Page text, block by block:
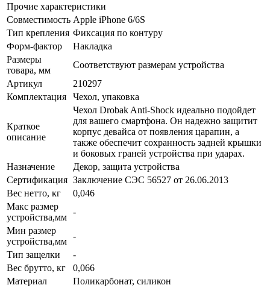
Прочие характеристики
Совместимость Apple iPhone 6/6S
Тип крепления Фиксация по контуру
Форм-фактор
Накладка
Размеры
товара, мм
Соответствуют размерам устройства
Артикул
210297
Комплектация
Чехол, упаковка
Краткое
описание
Чехол Drobak Anti-Shock идеально подойдет
для вашего смартфона. Он надежно защитит
корпус девайса от появления царапин, а
также обеспечит сохранность задней крышки
и боковых граней устройства при ударах.
Назначение
Декор, защита устройства
Сертификация Заключение СЭС 56527 от 26.06.2013
Вес нетто, кг
0,046
Макс размер
устройства,мм
-
Мин размер
устройства,мм
-
Тип защелки
-
Вес брутто, кг
0,066
Материал
Поликарбонат, силикон